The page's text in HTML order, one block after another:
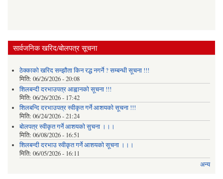
सार्वजनिक खरिद/बोलपत्र सूचना
ठेक्काको खरिद सम्झौता किन रद्ध नगर्ने ? सम्बन्धी सूचना !!!
मिति: 06/26/2026 - 20:08
शिलबन्दी दरभाउपत्र आह्वानको सूचना !!!
मिति: 06/26/2026 - 17:42
शिलबन्दि दरभाउपत्र स्वीकृत गर्ने आशयकाे सूचना !!!
मिति: 06/24/2026 - 21:24
बोलपत्र स्वीकृत गर्ने आशयको सुचना ।।।
मिति: 06/08/2026 - 16:51
शिलबन्दी दरभाउ स्वीकृत गर्ने आशयको सूचना ।।।
मिति: 06/05/2026 - 16:11
अन्य